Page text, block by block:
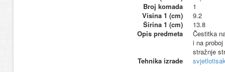
Broj komada
1
Visina 1 (cm)
9.2
Širina 1 (cm)
13.8
Opis predmeta
Čestitka
i na
stražnje
Tehnika izrade